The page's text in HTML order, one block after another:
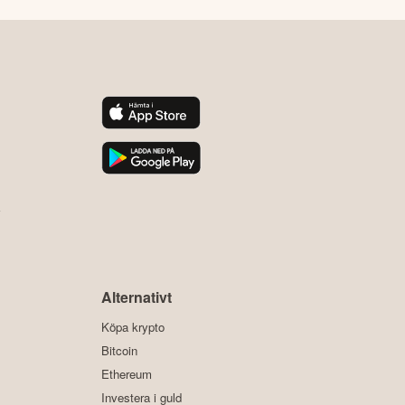
Alternativt
Köpa krypto
Bitcoin
Ethereum
Investera i guld